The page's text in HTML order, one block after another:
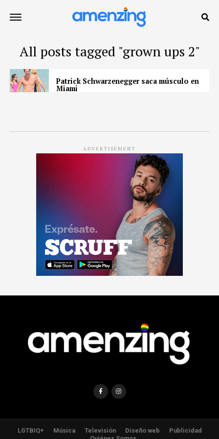
All posts tagged "grown ups 2"
Patrick Schwarzenegger saca músculo en
Miami
ADVERTISEMENT
LGTBIQ+ Música Televisión Diseño web
Publicidad